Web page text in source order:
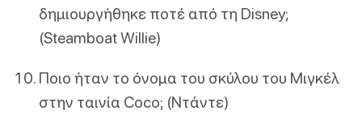
δημιουργήθηκε ποτέ από τη Disney;
(Steamboat Willie)
Ποιο ήταν το όνομα του σκύλου του Μιγκέλ
στην ταινία Coco; (Ντάντε)